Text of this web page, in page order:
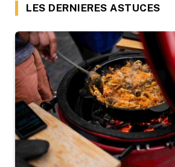
LES DERNIERES ASTUCES